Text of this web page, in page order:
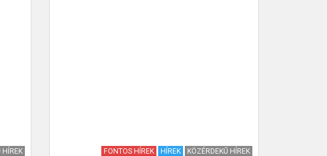
HÍREK FONTOS HÍREK HÍREK KÖZÉRDEKŰ HÍREK